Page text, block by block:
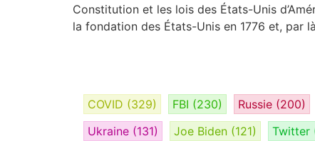
Constitution et les lois des États-Unis
la fondation des États-Unis en 1776 et, par
COVID (329) FBI (230) Russie (200)
Ukraine (131) Joe Biden (121) Twitter